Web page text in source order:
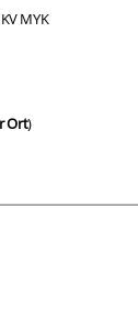
MYK
Ort)